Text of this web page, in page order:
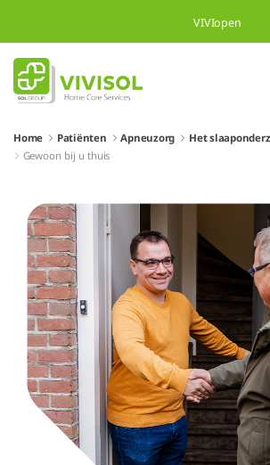
Overslaan en naar hoofdinhoud gaan
VIVIopen
Home Patiënten Apneuzorg
Het
Gewoon bij u thuis